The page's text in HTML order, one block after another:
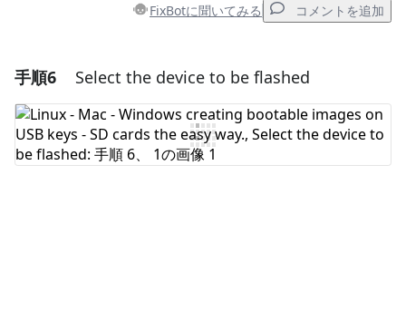
FixBotに聞いてみる コメントを追加
コメントを追加
コメントを追加
手順6 Select the device to be flashed